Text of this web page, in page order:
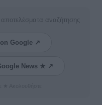
αναζήτησης
Google ↗
News ★ ↗